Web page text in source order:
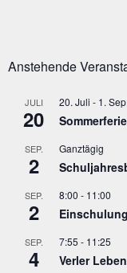
Anstehende
JULI
20
20. Juli - 1. Sep.
SEP.
2
Ganztägig
SEP.
2
8:00 - 11:00
SEP.
4
7:55 - 11:25
Verler Leben